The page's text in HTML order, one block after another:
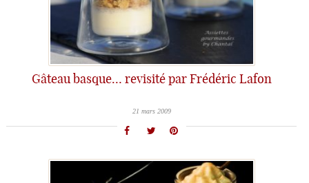
Gâteau basque… revisité par Frédéric Lafon
21 mars 2009